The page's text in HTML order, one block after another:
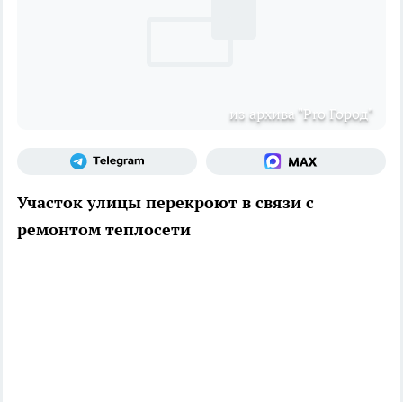
из архива "Pro Город"
Участок улицы перекроют в связи с
ремонтом теплосети